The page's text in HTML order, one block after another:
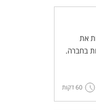
את
בחברה.
60 דקות